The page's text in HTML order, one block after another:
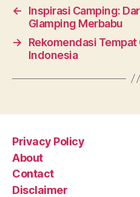
←
Inspirasi Camping:
Glamping Merbabu
→
Rekomendasi
Indonesia
Privacy Policy
About
Contact
Disclaimer